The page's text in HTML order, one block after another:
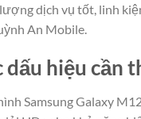
dịch vụ tốt, linh
An Mobile.
dấu hiệu cần
Samsung Galaxy